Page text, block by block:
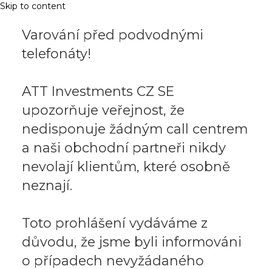
Skip to content
Varování před podvodnými
telefonáty!
ATT Investments CZ SE
upozorňuje veřejnost, že
nedisponuje žádným call centrem
a naši obchodní partneři nikdy
nevolají klientům, které osobně
neznají.
Toto prohlášení vydáváme z
důvodu, že jsme byli informováni
o případech nevyžádaného